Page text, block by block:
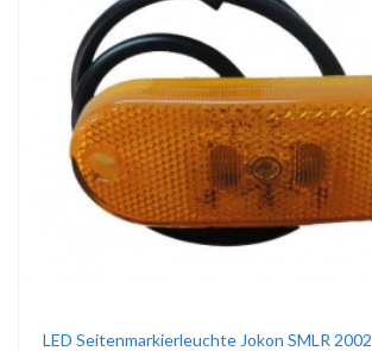
LED Seitenmarkierleuchte Jokon SMLR 2002